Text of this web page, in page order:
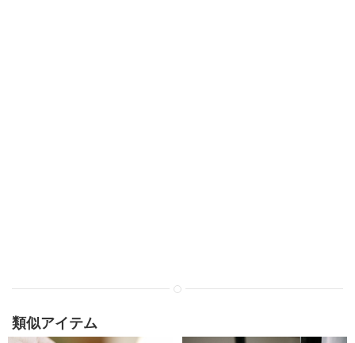
類似アイテム